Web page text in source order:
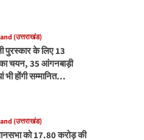
(उत्तराखंड)
पुरस्कार के लिए 13
चयन, 35 आंगनबाड़ी
भी होंगी सम्मानित…
(उत्तराखंड)
को 17.80 करोड़ की